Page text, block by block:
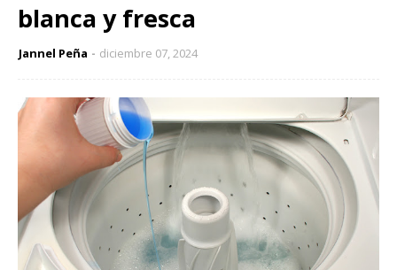
blanca y fresca
Jannel Peña diciembre 07, 2024